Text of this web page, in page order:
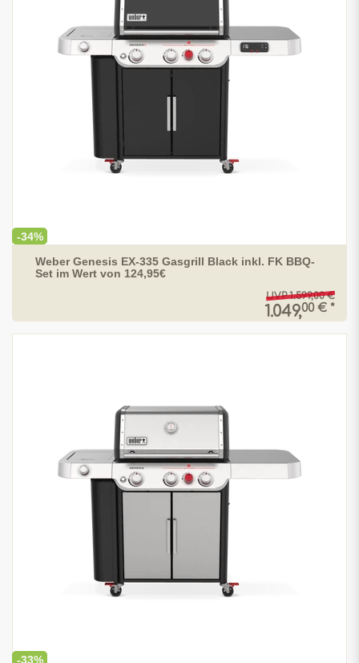
-34%
Weber Genesis EX-335 Gasgrill Black inkl. FK BBQ-
Set im Wert von 124,95€
UVP 1.599,00 €
1.049,00 € *
-33%